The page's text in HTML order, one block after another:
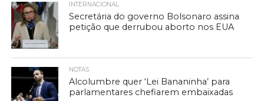
INTERNACIONAL
Secretária do governo Bolsonaro assina
petição que derrubou aborto nos EUA
NOTAS
Alcolumbre quer ‘Lei Bananinha’ para
parlamentares chefiarem embaixadas